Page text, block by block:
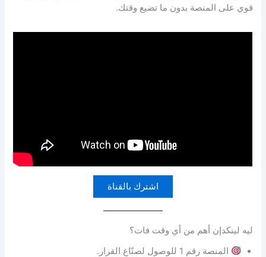
قوي على المنصة بدون ما تضيع وقتك.
اشترك بالقناة
ليه لينكدإن أهم من أي وقت فات؟
المنصة رقم 1 للوصول لصنّاع القرار.